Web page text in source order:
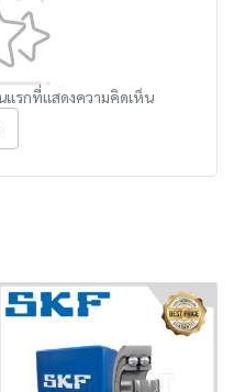
แรกที่แสดงความคิดเห็น